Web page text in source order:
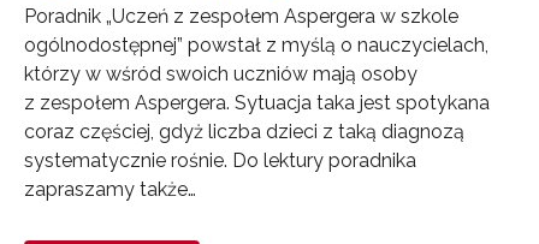
Poradnik „Uczeń z zespołem Aspergera w szkole
ogólnodostępnej” powstał z myślą o nauczycielach,
którzy w wśród swoich uczniów mają osoby
z zespołem Aspergera. Sytuacja taka jest spotykana
coraz częściej, gdyż liczba dzieci z taką diagnozą
systematycznie rośnie. Do lektury poradnika
zapraszamy także…